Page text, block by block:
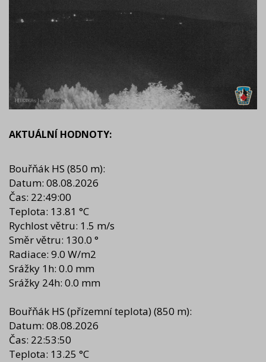
AKTUÁLNÍ HODNOTY:
Bouřňák HS (850 m):
Datum: 08.08.2026
Čas: 22:49:00
Teplota: 13.81 °C
Rychlost větru: 1.5 m/s
Směr větru: 130.0 °
Radiace: 9.0 W/m2
Srážky 1h: 0.0 mm
Srážky 24h: 0.0 mm
Bouřňák HS (přízemní teplota) (850 m):
Datum: 08.08.2026
Čas: 22:53:50
Teplota: 13.25 °C